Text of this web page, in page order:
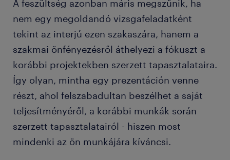
A feszültség azonban máris megszűnik, ha
nem egy megoldandó vizsgafeladatként
tekint az interjú ezen szakaszára, hanem a
szakmai önfényezésről áthelyezi a fókuszt a
korábbi projektekben szerzett tapasztalataira.
Így olyan, mintha egy prezentáción venne
részt, ahol felszabadultan beszélhet a saját
teljesítményéről, a korábbi munkák során
szerzett tapasztalatairól - hiszen most
mindenki az ön munkájára kíváncsi.